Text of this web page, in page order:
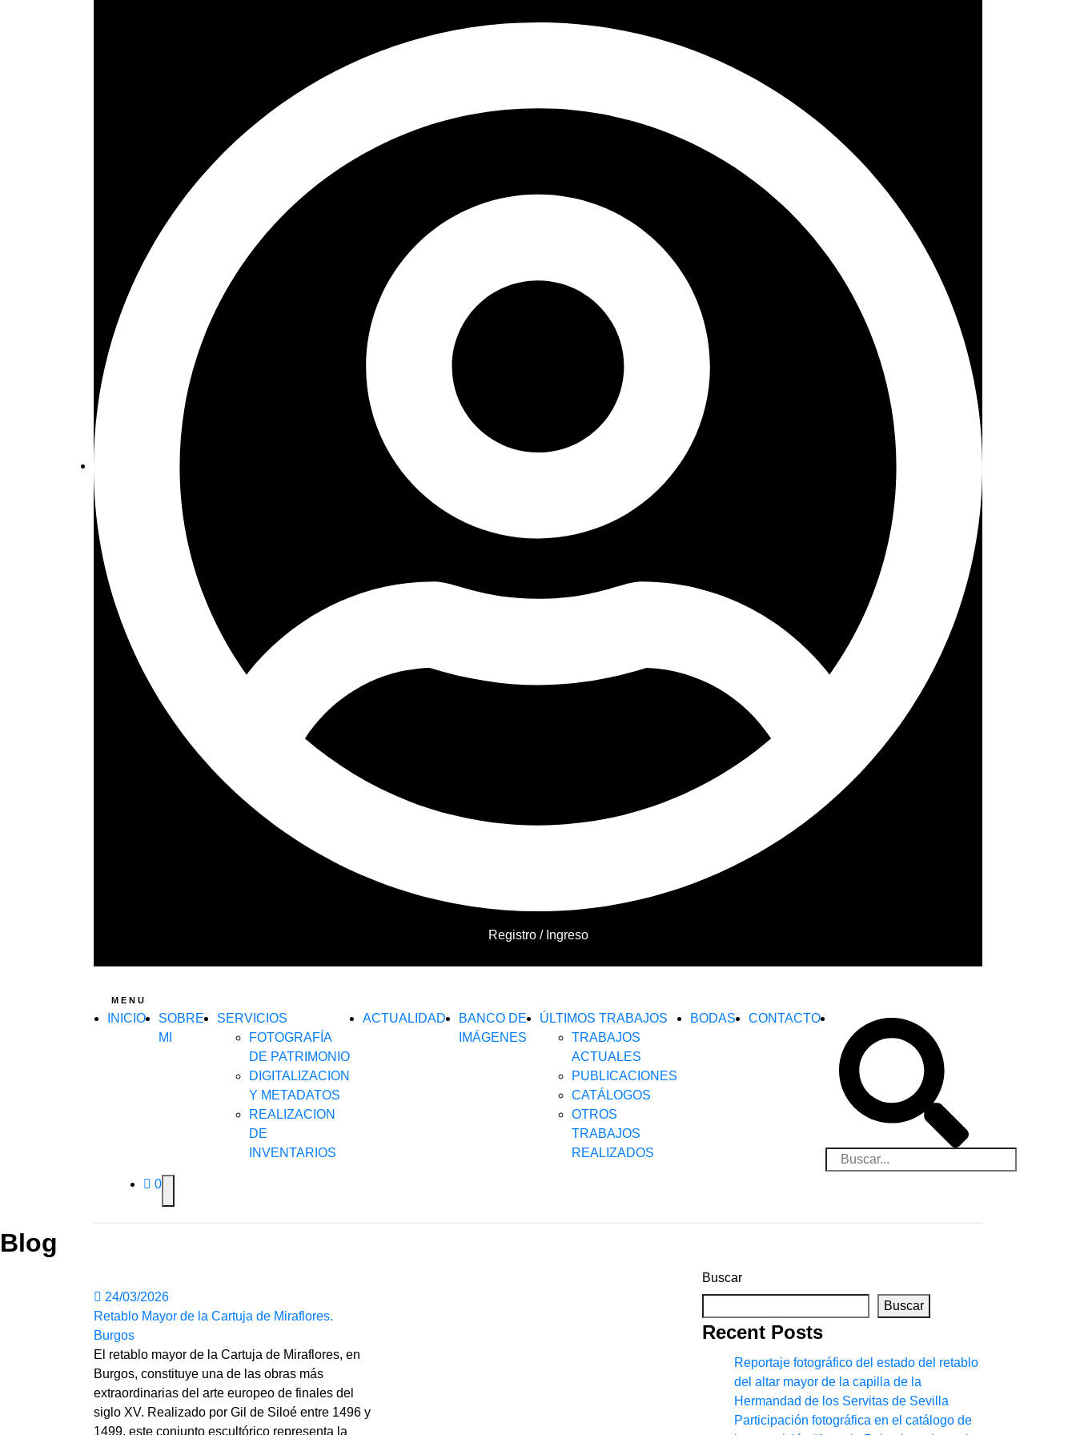
Registro / Ingreso
MENU
INICIO
SOBRE
MI
SERVICIOS
FOTOGRAFÍA
DE PATRIMONIO
DIGITALIZACION
Y METADATOS
REALIZACION
DE
INVENTARIOS
ACTUALIDAD
BANCO DE
IMÁGENES
ÚLTIMOS TRABAJOS
TRABAJOS
ACTUALES
PUBLICACIONES
CATÁLOGOS
OTROS
TRABAJOS
REALIZADOS
BODAS CONTACTO
0
Blog
24/03/2026
Retablo Mayor de la Cartuja de Miraflores.
Burgos
El retablo mayor de la Cartuja de Miraflores, en
Burgos, constituye una de las obras más
extraordinarias del arte europeo de finales del
siglo XV. Realizado por Gil de Siloé entre 1496 y
1499, este conjunto escultórico representa la
Buscar
Buscar
Recent Posts
Reportaje fotográfico del estado del retablo
del altar mayor de la capilla de la
Hermandad de los Servitas de Sevilla
Participación fotográfica en el catálogo de